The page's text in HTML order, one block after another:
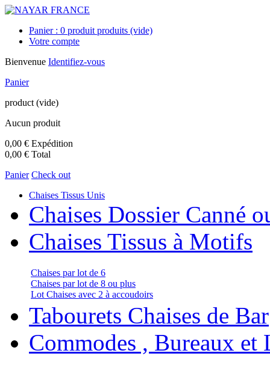
Panier : 0 produit produits (vide)
Votre compte
Bienvenue Identifiez-vous
Panier
product (vide)
Aucun produit
0,00 € Expédition
0,00 € Total
Panier Check out
Chaises Tissus Unis
Chaises Dossier Canné
Chaises Tissus à Motifs
Chaises par lot de 6
Chaises par lot de 8 ou plus
Lot Chaises avec 2 à accoudoirs
Tabourets Chaises de Bar
Commodes , Bureaux et